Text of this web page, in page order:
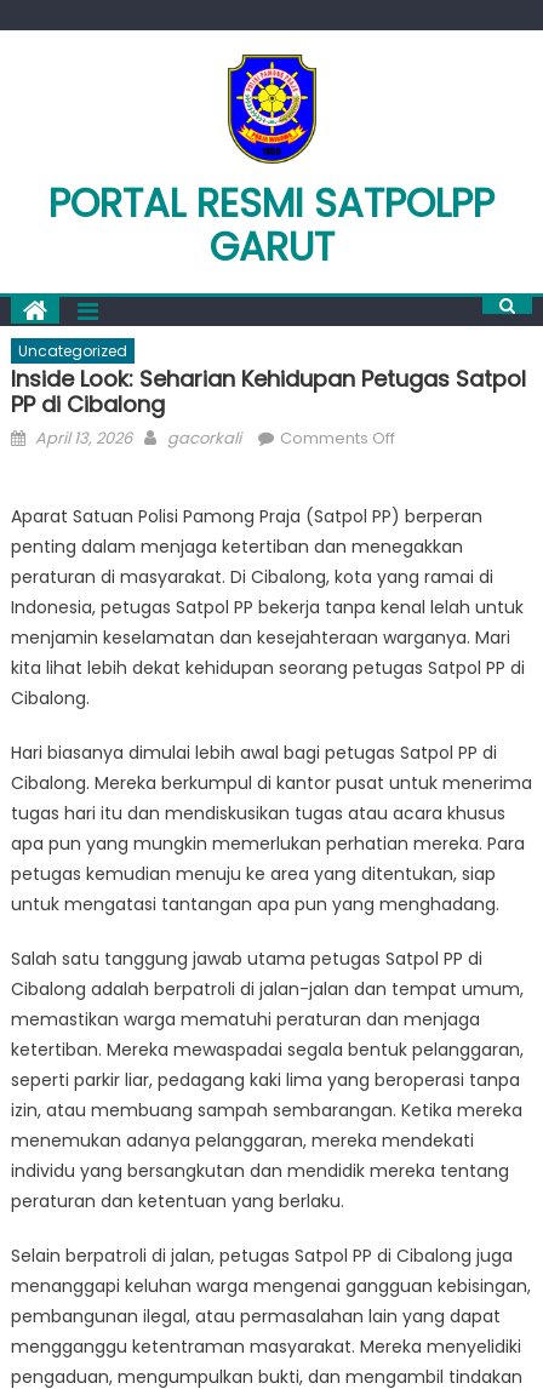
PORTAL RESMI SATPOLPP
GARUT
Uncategorized
Inside Look: Seharian Kehidupan Petugas Satpol
PP di Cibalong
Posted
April 13, 2026 Author
gacorkali Comments Offon
Seharian
Kehidupan
Petugas
Satpol
PP
di
Cibalong
Aparat Satuan Polisi Pamong Praja (Satpol PP) berperan
penting dalam menjaga ketertiban dan menegakkan
peraturan di masyarakat. Di Cibalong, kota yang ramai di
Indonesia, petugas Satpol PP bekerja tanpa kenal lelah untuk
menjamin keselamatan dan kesejahteraan warganya. Mari
kita lihat lebih dekat kehidupan seorang petugas Satpol PP di
Cibalong.
Hari biasanya dimulai lebih awal bagi petugas Satpol PP di
Cibalong. Mereka berkumpul di kantor pusat untuk menerima
tugas hari itu dan mendiskusikan tugas atau acara khusus
apa pun yang mungkin memerlukan perhatian mereka. Para
petugas kemudian menuju ke area yang ditentukan, siap
untuk mengatasi tantangan apa pun yang menghadang.
Salah satu tanggung jawab utama petugas Satpol PP di
Cibalong adalah berpatroli di jalan-jalan dan tempat umum,
memastikan warga mematuhi peraturan dan menjaga
ketertiban. Mereka mewaspadai segala bentuk pelanggaran,
seperti parkir liar, pedagang kaki lima yang beroperasi tanpa
izin, atau membuang sampah sembarangan. Ketika mereka
menemukan adanya pelanggaran, mereka mendekati
individu yang bersangkutan dan mendidik mereka tentang
peraturan dan ketentuan yang berlaku.
Selain berpatroli di jalan, petugas Satpol PP di Cibalong juga
menanggapi keluhan warga mengenai gangguan kebisingan,
pembangunan ilegal, atau permasalahan lain yang dapat
mengganggu ketentraman masyarakat. Mereka menyelidiki
pengaduan, mengumpulkan bukti, dan mengambil tindakan